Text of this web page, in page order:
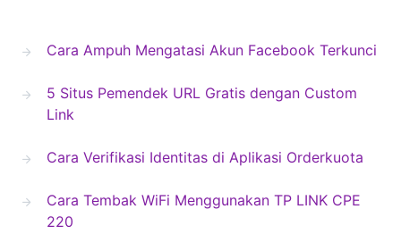
Cara Ampuh Mengatasi Akun Facebook Terkunci
5 Situs Pemendek URL Gratis dengan Custom
Link
Cara Verifikasi Identitas di Aplikasi Orderkuota
Cara Tembak WiFi Menggunakan TP LINK CPE
220